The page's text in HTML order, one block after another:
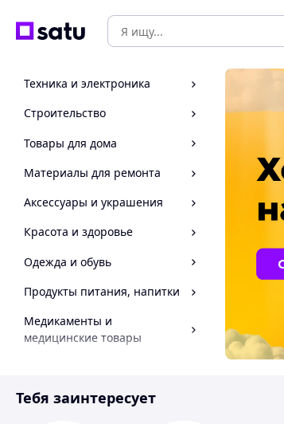
Техника и электроника
Строительство
Товары для дома
Материалы для ремонта
Аксессуары и украшения
Красота и здоровье
Одежда и обувь
Продукты питания, напитки
Медикаменты и
медицинские товары
Инструмент
Тебя заинтересует